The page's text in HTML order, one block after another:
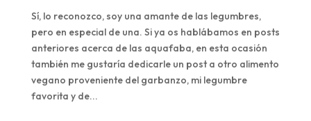
Sí, lo reconozco, soy una amante de las legumbres,
pero en especial de una. Si ya os hablábamos en posts
anteriores acerca de las aquafaba, en esta ocasión
también me gustaría dedicarle un post a otro alimento
vegano proveniente del garbanzo, mi legumbre
favorita y de...